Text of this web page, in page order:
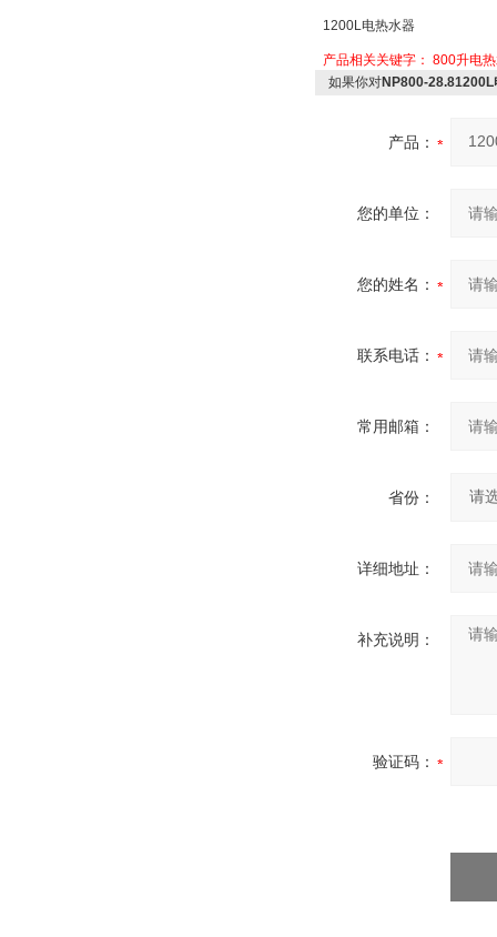
1200L电热水器
产品相关关键字： 800升电
如果你对NP800-28.81200L
产品：
您的单位：
您的姓名：
联系电话：
常用邮箱：
省份：
详细地址：
补充说明：
验证码：